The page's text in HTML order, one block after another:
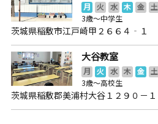
月 火 水 木 金 土
3歳～中学生
茨城県稲敷市江戸崎甲２６６４‐１
大谷教室
月 火 水 木 金 土
3歳～高校生
茨城県稲敷郡美浦村大谷１２９０－１